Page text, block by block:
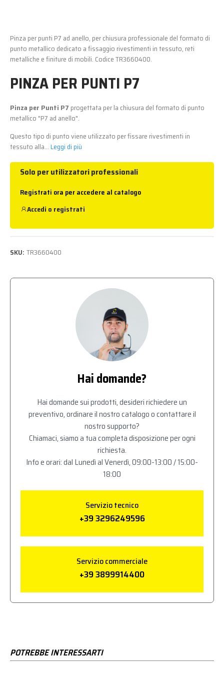
Pinza per punti P7 ad anello, per chiusura professionale del formato di
punto metallico dedicato a fissaggio rivestimenti in tessuto, reti
metalliche e finiture di mobili. Codice TR3660400.
PINZA PER PUNTI P7
Pinza per Punti P7 progettata per la chiusura del formato di punto
metallico "P7 ad anello".
Questo tipo di punto viene utilizzato per fissare rivestimenti in
tessuto alla...Leggi di più
Solo per utilizzatori professionali
Registrati ora per accedere al catalogo
Accedi o registrati
SKU: TR3660400
Hai domande?
Hai domande sui prodotti, desideri richiedere un
preventivo, ordinare il nostro catalogo o contattare il
nostro supporto?
Chiamaci, siamo a tua completa disposizione per ogni
richiesta.
Info e orari: dal Lunedì al Venerdì, 09:00-13:00 / 15:00-
18:00
Servizio tecnico
+39 3296249596
Servizio commerciale
+39 3899914400
POTREBBE INTERESSARTI